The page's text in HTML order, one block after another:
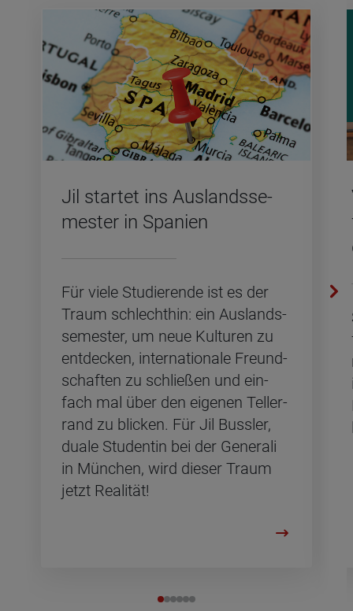
Jil star­tet ins Aus­lands­se­
mes­ter in Spa­ni­en
Für viele Stu­die­ren­de ist es der
Traum schlecht­hin: ein Aus­lands­
se­mes­ter, um neue Kul­tu­ren zu
ent­de­cken, in­ter­na­tio­na­le Freund­
schaf­ten zu schlie­ßen und ein­
fach mal über den ei­ge­nen Tel­ler­
rand zu bli­cken. Für Jil Buss­ler,
duale Stu­den­tin bei der Ge­ne­ra­li
in Mün­chen, wird die­ser Traum
jetzt Rea­li­tät!